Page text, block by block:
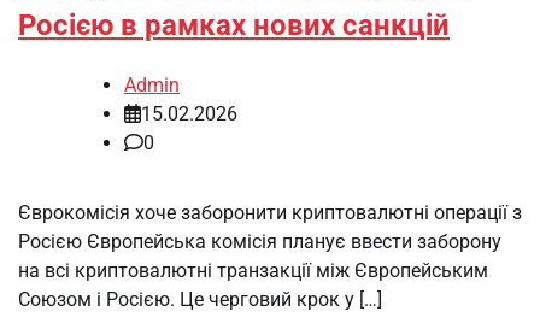
Росією в рамках нових санкцій
Admin
15.02.2026
0
Єврокомісія хоче заборонити криптовалютні операції з
Росією Європейська комісія планує ввести заборону
на всі криптовалютні транзакції між Європейським
Союзом і Росією. Це черговий крок у […]